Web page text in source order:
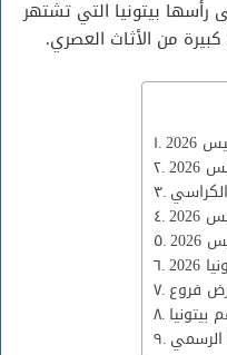
رأسها بيتونيا التي تشتهر
من الأثاث العصري.
بيتونيا
الرسمي